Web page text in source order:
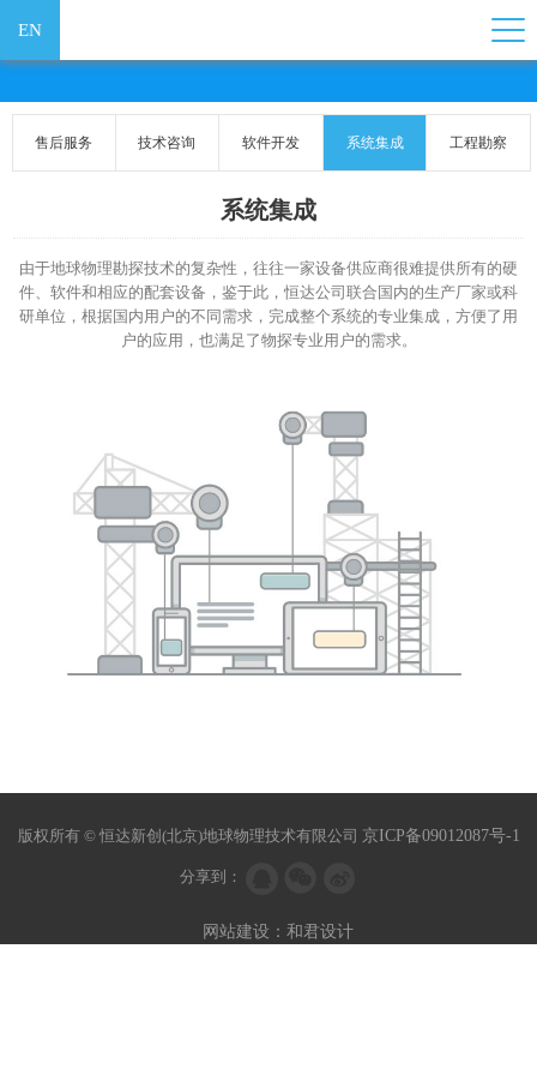
EN
售后服务 技术咨询 软件开发 系统集成 工程勘察
系统集成
由于地球物理勘探技术的复杂性，往往一家设备供应商很难提供所有的硬
件、软件和相应的配套设备，鉴于此，恒达公司联合国内的生产厂家或科
研单位，根据国内用户的不同需求，完成整个系统的专业集成，方便了用
户的应用，也满足了物探专业用户的需求。
版权所有 © 恒达新创(北京)地球物理技术有限公司 京ICP备09012087号-1
分享到：
网站建设：和君设计